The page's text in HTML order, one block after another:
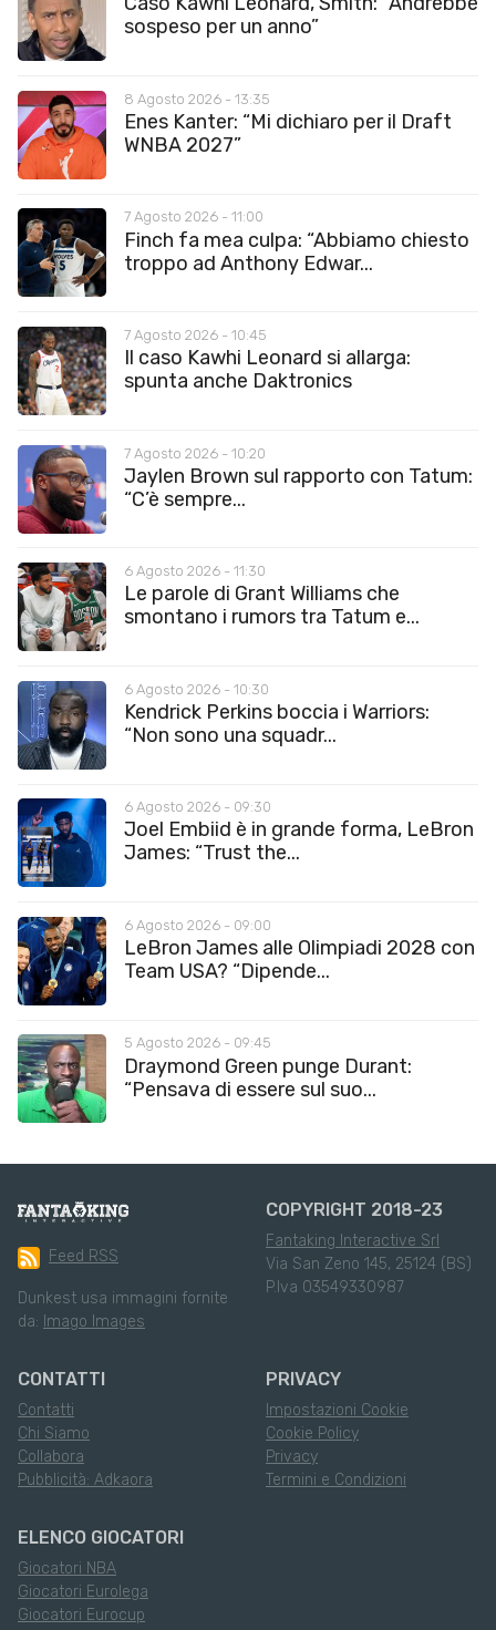
sospeso per un anno”
8 Agosto 2026 - 13:35
Enes Kanter: “Mi dichiaro per il Draft
WNBA 2027”
7 Agosto 2026 - 11:00
Finch fa mea culpa: “Abbiamo chiesto
troppo ad Anthony Edwar...
7 Agosto 2026 - 10:45
Il caso Kawhi Leonard si allarga:
spunta anche Daktronics
7 Agosto 2026 - 10:20
Jaylen Brown sul rapporto con Tatum:
“C’è sempre...
6 Agosto 2026 - 11:30
Le parole di Grant Williams che
smontano i rumors tra Tatum e...
6 Agosto 2026 - 10:30
Kendrick Perkins boccia i Warriors:
“Non sono una squadr...
6 Agosto 2026 - 09:30
Joel Embiid è in grande forma, LeBron
James: “Trust the...
6 Agosto 2026 - 09:00
LeBron James alle Olimpiadi 2028 con
Team USA? “Dipende...
5 Agosto 2026 - 09:45
Draymond Green punge Durant:
“Pensava di essere sul suo...
Feed RSS
Dunkest usa immagini fornite
da: Imago Images
COPYRIGHT 2018-23
Fantaking Interactive Srl
Via San Zeno 145, 25124 (BS)
P.Iva 03549330987
CONTATTI
Contatti
Chi Siamo
Collabora
Pubblicità: Adkaora
PRIVACY
Impostazioni Cookie
Cookie Policy
Privacy
Termini e Condizioni
ELENCO GIOCATORI
Giocatori NBA
Giocatori Eurolega
Giocatori Eurocup